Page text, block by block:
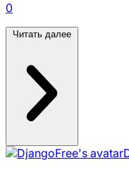
0
Читать далее